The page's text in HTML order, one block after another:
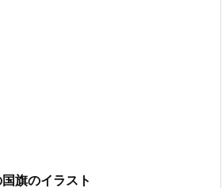
旗のイラスト